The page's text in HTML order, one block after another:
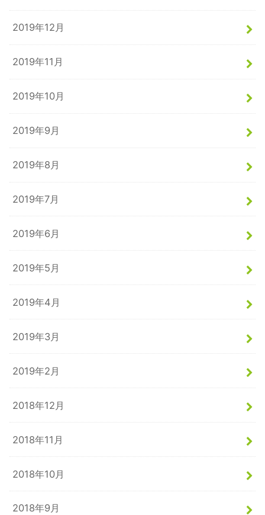
2019年12月
2019年11月
2019年10月
2019年9月
2019年8月
2019年7月
2019年6月
2019年5月
2019年4月
2019年3月
2019年2月
2018年12月
2018年11月
2018年10月
2018年9月